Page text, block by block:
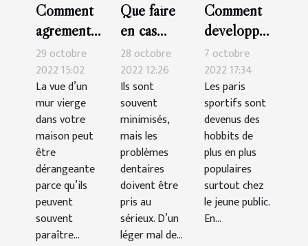
Comment
agrémenter
sa
décoration
murale ?
29 octobre
2022 15:02
La vue d’un
mur vierge
dans votre
maison peut
être
dérangeante
parce qu’ils
peuvent
souvent
paraître...
Que faire
en cas
d’urgence
dentaire ?
28 octobre
2022 12:26
Ils sont
souvent
minimisés,
mais les
problèmes
dentaires
doivent être
pris au
sérieux. D’un
léger mal de...
Comment
développer
sa
technique
pour
gagner
dans les
paris
sportifs ?
7 octobre
2022 17:34
Les paris
sportifs sont
devenus des
hobbits de
plus en plus
populaires
surtout chez
le jeune public.
En...